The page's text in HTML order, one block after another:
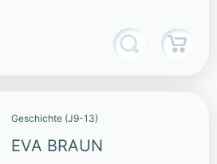
Geschichte (J9-13)
EVA BRAUN